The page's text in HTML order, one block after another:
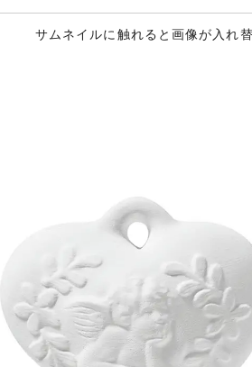
サムネイルに触れると画像が入れ